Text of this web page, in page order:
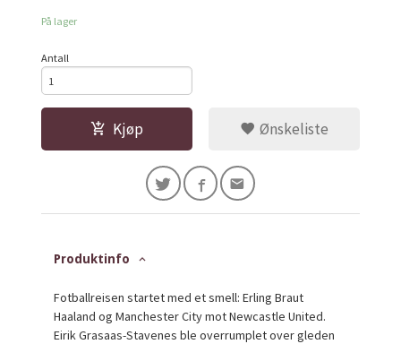
På lager
Antall
Kjøp Ønskeliste
Produktinfo
Fotballreisen startet med et smell: Erling Braut
Haaland og Manchester City mot Newcastle United.
Eirik Grasaas-Stavenes ble overrumplet over gleden